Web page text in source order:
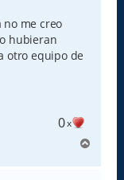
no me creo
hubieran
otro equipo de
0x
r